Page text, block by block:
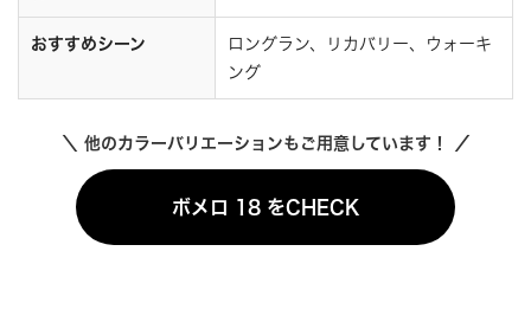
おすすめシーン
ロングラン、リカバリー、ウォーキ
ング
＼ 他のカラーバリエーションもご用意しています！ ／
ボメロ 18 をCHECK